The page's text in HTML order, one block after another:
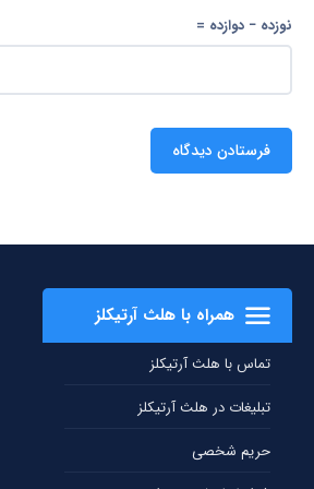
نوزده − دوازده =
همراه با هلث آرتیکلز
تماس با هلث آرتیکلز
تبلیغات در هلث آرتیکلز
حریم شخصی